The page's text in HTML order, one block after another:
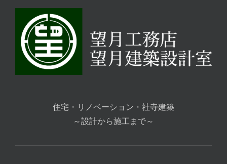
住宅・リノベーション・社寺建築
～設計から施工まで～